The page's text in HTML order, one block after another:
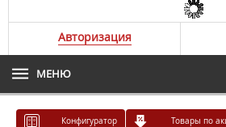
Авторизация
МЕНЮ
Конфигуратор Товары по